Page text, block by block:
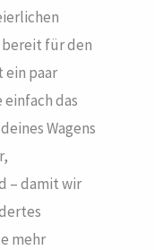
bereit für den
ein paar
das
Wagens
– damit wir
mehr